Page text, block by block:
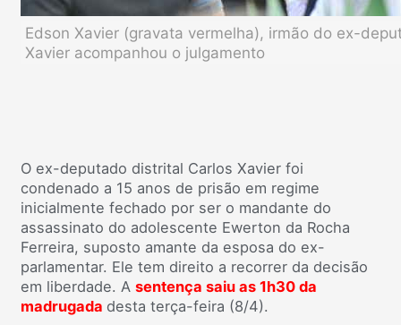
Edson Xavier (gravata vermelha), irmão do ex-
Xavier acompanhou o julgamento
O ex-deputado distrital Carlos Xavier foi
condenado a 15 anos de prisão em regime
inicialmente fechado por ser o mandante do
assassinato do adolescente Ewerton da Rocha
Ferreira, suposto amante da esposa do ex-
parlamentar. Ele tem direito a recorrer da decisão
em liberdade. A sentença saiu as 1h30 da
madrugada desta terça-feira (8/4).